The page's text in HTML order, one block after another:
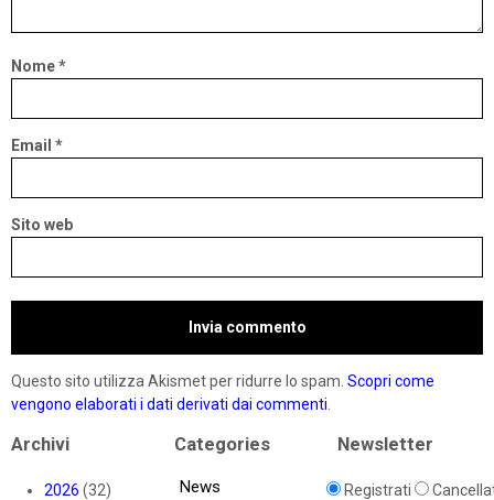
Nome*
Email *
Sito web
Questo sito utilizza Akismet per ridurre lo spam. Scopri come
vengono elaborati i dati derivati dai commenti
Archivi
2026 (32)
Categories
News
Newsletter
Registrati